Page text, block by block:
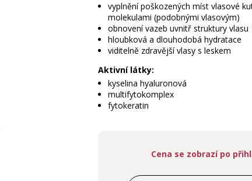
vyplnění poškozených míst vlasové
molekulami (podobnými vlasovým)
obnovení vazeb uvnitř struktury vlasu
hloubková a dlouhodobá hydratace
viditelně zdravější vlasy s leskem
Aktivní látky:
kyselina hyaluronová
multifytokomplex
fytokeratin
Cena se zobrazí po